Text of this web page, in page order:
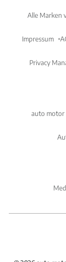
Alle Marken
Impressum
Privacy
auto